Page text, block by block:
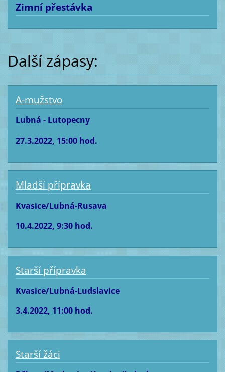
Zimní přestávka
Další zápasy:
A-mužstvo
Lubná - Lutopecny
27.3.2022, 15:00 hod.
Mladší přípravka
Kvasice/Lubná-Rusava
10.4.2022, 9:30 hod.
Starší přípravka
Kvasice/Lubná-Ludslavice
3.4.2022, 11:00 hod.
Starší žáci